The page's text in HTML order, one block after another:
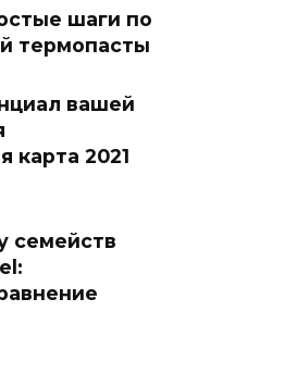
шаги по
термопасты
вашей
карта 2021
семейств